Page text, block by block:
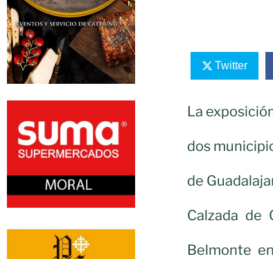
Twitter
La
dos
de
Calzada de
Belmonte